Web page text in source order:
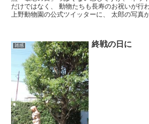
だけではなく、 動物たちも長寿のお祝いが行
上野動物園の公式ツイッターに、 太郎の写真
雑感 終戦の日に